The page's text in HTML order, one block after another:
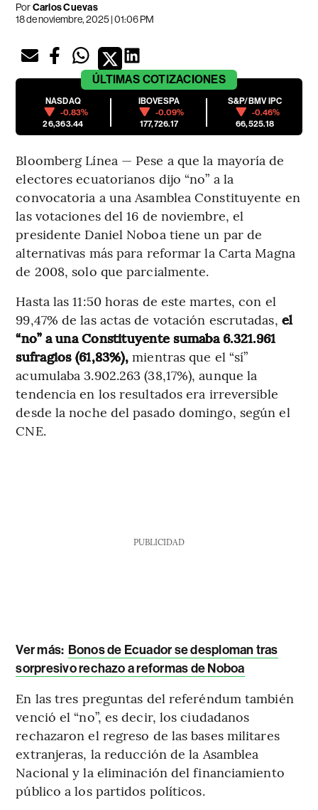
PorCarlos Cuevas
18 de noviembre, 2025 | 01:06 PM
ÚLTIMAS COTIZACIONES
NASDAQ
-0.83%
26,363.44
IBOVESPA
-0.09%
177,726.17
S&P/BMV IPC
-0.46%
66,525.18
Bloomberg Línea — Pese a que la mayoría de
electores ecuatorianos dijo “no” a la
convocatoria a una Asamblea Constituyente en
las votaciones del 16 de noviembre, el
presidente Daniel Noboa tiene un par de
alternativas más para reformar la Carta Magna
de 2008, solo que parcialmente.
Hasta las 11:50 horas de este martes, con el
99,47% de las actas de votación escrutadas, el
“no” a una Constituyente sumaba 6.321.961
sufragios (61,83%),mientras que el “sí”
acumulaba 3.902.263 (38,17%), aunque la
tendencia en los resultados era irreversible
desde la noche del pasado domingo, según el
CNE.
PUBLICIDAD
Ver más: Bonos de Ecuador se desploman tras
sorpresivo rechazo a reformas de Noboa
En las tres preguntas del referéndum también
venció el “no”, es decir, los ciudadanos
rechazaron el regreso de las bases militares
extranjeras, la reducción de la Asamblea
Nacional y la eliminación del financiamiento
público a los partidos políticos.